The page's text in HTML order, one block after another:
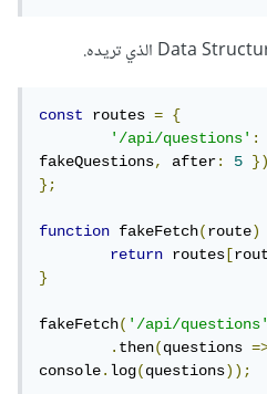
const routes =
{
'/api/questions':
fakeQuestions, after: 5
};
function fakeFetch(route)
return routes [
}
fakeFetch('/api/
.then(questions
console.log(questions));